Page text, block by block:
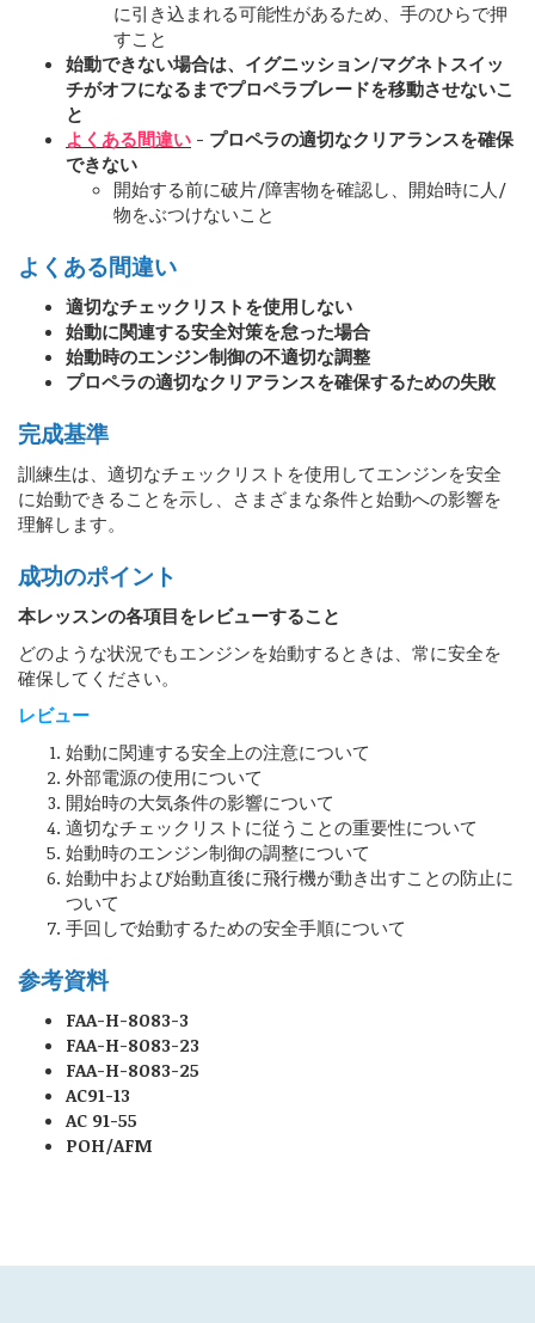
に引き込まれる可能性があるため、手のひらで押
すこと
始動できない場合は、イグニッション/マグネトスイッ
チがオフになるまでプロペラブレードを移動させないこ
と
よくある間違い - プロペラの適切なクリアランスを確保
できない
開始する前に破片/障害物を確認し、開始時に人/
物をぶつけないこと
よくある間違い
適切なチェックリストを使用しない
始動に関連する安全対策を怠った場合
始動時のエンジン制御の不適切な調整
プロペラの適切なクリアランスを確保するための失敗
完成基準
訓練生は、適切なチェックリストを使用してエンジンを安全
に始動できることを示し、さまざまな条件と始動への影響を
理解します。
成功のポイント
本レッスンの各項目をレビューすること
どのような状況でもエンジンを始動するときは、常に安全を
確保してください。
レビュー
始動に関連する安全上の注意について
外部電源の使用について
開始時の大気条件の影響について
適切なチェックリストに従うことの重要性について
始動時のエンジン制御の調整について
始動中および始動直後に飛行機が動き出すことの防止に
ついて
手回しで始動するための安全手順について
参考資料
FAA-H-8083-3
FAA-H-8083-23
FAA-H-8083-25
AC91-13
AC 91-55
POH/AFM